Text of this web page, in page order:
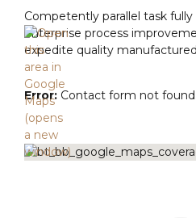
Competently parallel task
enterprise process
expedite quality
Error: Contact form not found.